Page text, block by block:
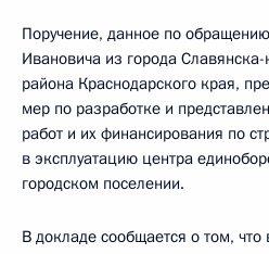
Поручение, данное по
Ивановича из города
района Краснодарского края,
мер по разработке и
работ и их финансирования по
в эксплуатацию центра
городском поселении.
В докладе сообщается о том,